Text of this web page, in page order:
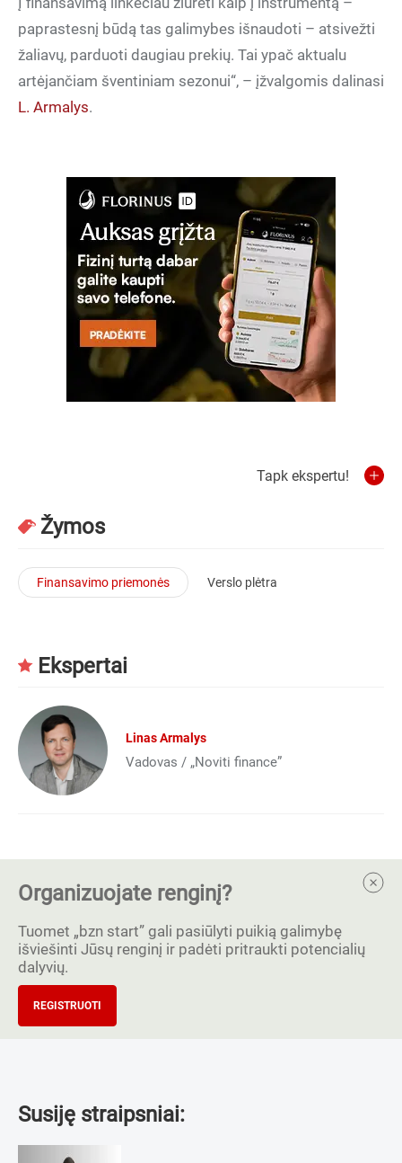
paprastesnį būdą tas galimybes išnaudoti – atsivežti
žaliavų, parduoti daugiau prekių. Tai ypač aktualu
artėjančiam šventiniam sezonui“, – įžvalgomis dalinasi
L. Armalys.
Tapk ekspertu!
Žymos
Finansavimo priemonės Verslo plėtra
Ekspertai
Linas Armalys
Vadovas / „Noviti finance”
Organizuojate renginį?
Tuomet „bzn start” gali pasiūlyti puikią galimybę
išviešinti Jūsų renginį ir padėti pritraukti potencialių
dalyvių.
REGISTRUOTI
Susiję straipsniai: